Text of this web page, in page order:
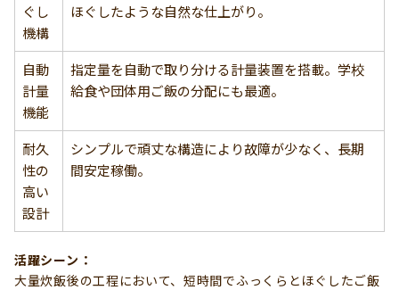
ぐし
機構
ほぐしたような自然な仕上がり。
自動
計量
機能
指定量を自動で取り分ける計量装置を搭載。学校
給食や団体用ご飯の分配にも最適。
耐久
性の
高い
設計
シンプルで頑丈な構造により故障が少なく、長期
間安定稼働。
活躍シーン：
大量炊飯後の工程において、短時間でふっくらとほぐしたご飯